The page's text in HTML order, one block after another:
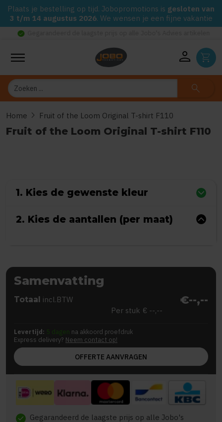
Plaats je bestelling op tijd. Jobopromotions is gesloten van
3 t/m 14 augustus 2026. We wensen je een fijne vakantie
check_circle
person shopping_cart
Zoeken search
Home chevron_right Fruit of the Loom Original T-shirt F110
Fruit of the Loom Original T-shirt F110
1. Kies de gewenste kleur
2. Kies de aantallen (per maat)
Samenvatting
Totaal incl.BTW €--,--
Per stuk € --,--
Levertijd: 5 dagen na akkoord proefdruk
Express delivery? Neem contact op!
OFFERTE AANVRAGEN
check Gegarandeerd de laagste prijs op alle Jobo's